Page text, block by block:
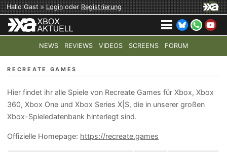
Hallo Gast »LoginoderRegistrierung
NEWS REVIEWS VIDEOS SCREENS FORUM
TOP-THEMEN: COD: MODERN WARFARE 4 HALO:
RECREATE GAMES
Hier findet ihr alle Spiele von Recreate Games für Xbox, Xbox
360, Xbox One und Xbox Series X|S, die in unserer großen
Xbox-Spieledatenbank hinterlegt sind.
Offizielle Homepage: https://recreate.games